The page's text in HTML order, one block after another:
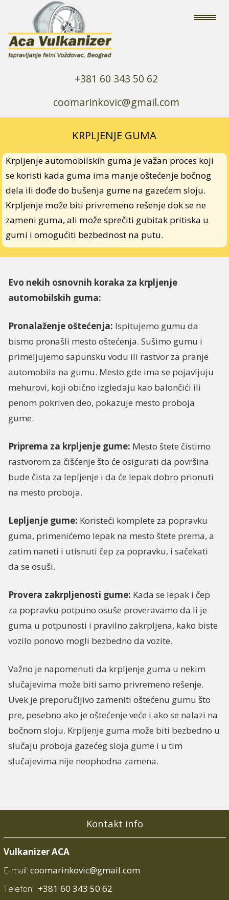
+381 60 343 50 62
coomarinkovic@gmail.com
KRPLJENJE GUMA
Krpljenje automobilskih guma je važan proces koji
se koristi kada guma ima manje oštećenje bočnog
dela ili dođe do bušenja gume na gazećem sloju.
Krpljenje može biti privremeno rešenje dok se ne
zameni guma, ali može sprečiti gubitak pritiska u
gumi i omogućiti bezbednost na putu.
Evo nekih osnovnih koraka za krpljenje
automobilskih guma:
Pronalaženje oštećenja: Ispitujemo gumu da
bismo pronašli mesto oštećenja. Sušimo gumu i
primeljujemo sapunsku vodu ili rastvor za pranje
automobila na gumu. Mesto gde ima se pojavljuju
mehurovi, koji obično izgledaju kao balončići ili
penom pokriven deo, pokazuje mesto proboja
gume.
Priprema za krpljenje gume: Mesto štete čistimo
rastvorom za čišćenje što će osigurati da površina
bude čista za lepljenje i da će lepak dobro prionuti
na mesto proboja.
Lepljenje gume: Koristeći komplete za popravku
guma, primenićemo lepak na mesto štete prema, a
zatim naneti i utisnuti čep za popravku, i sačekati
da se osuši.
Provera zakrpljenosti gume: Kada se lepak i čep
za popravku potpuno osuše proveravamo da li je
guma u potpunosti i pravilno zakrpljena, kako biste
vozilo ponovo mogli bezbedno da vozite.
Važno je napomenuti da krpljenje guma u nekim
slučajevima može biti samo privremeno rešenje.
Uvek je preporučljivo zameniti oštećenu gumu što
pre, posebno ako je oštećenje veće i ako se nalazi na
bočnom sloju. Krpljenje guma može biti bezbedno u
slučaju proboja gazećeg sloja gume i u tim
slučajevima nije neophodna zamena.
Kontakt info
Vulkanizer ACA
E-mail:coomarinkovic@gmail.com
Telefon: +381 60 343 50 62